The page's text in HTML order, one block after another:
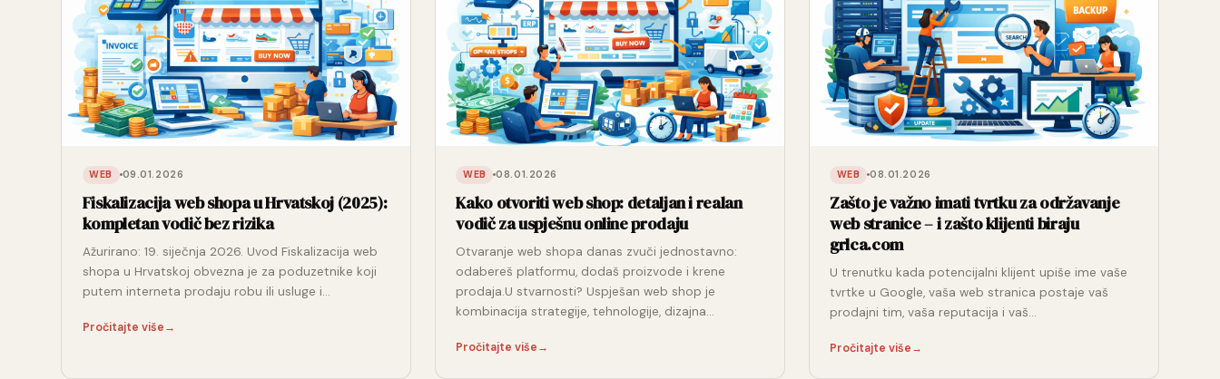
WEB 09.01.2026
Fiskalizacija web shopa u Hrvatskoj (2025):
kompletan vodič bez rizika
Ažurirano: 19. siječnja 2026. Uvod Fiskalizacija web
shopa u Hrvatskoj obvezna je za poduzetnike koji
putem interneta prodaju robu ili usluge i…
Pročitajte više→
WEB 08.01.2026
Kako otvoriti web shop: detaljan i realan
vodič za uspješnu online prodaju
Otvaranje web shopa danas zvuči jednostavno:
odabereš platformu, dodaš proizvode i krene
prodaja.U stvarnosti? Uspješan web shop je
kombinacija strategije, tehnologije, dizajna…
Pročitajte više→
WEB 08.01.2026
Zašto je važno imati tvrtku za održavanje
web stranice – i zašto klijenti biraju
grlca.com
U trenutku kada potencijalni klijent upiše ime vaše
tvrtke u Google, vaša web stranica postaje vaš
prodajni tim, vaša reputacija i vaš…
Pročitajte više→